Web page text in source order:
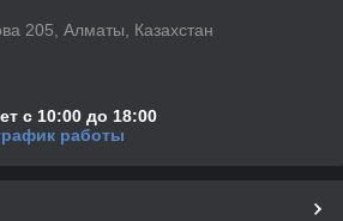
205, Алматы, Казахстан
с 10:00 до 18:00
работы